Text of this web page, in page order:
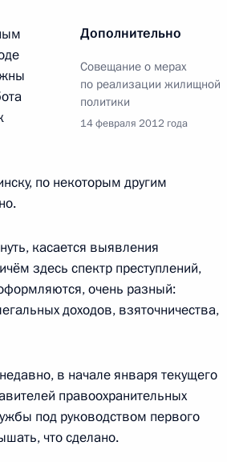
Валерием
1
6 18м
Дополнительно
Совещание о мерах
по реализации жилищной
политики
14 февраля 2012 года
по некоторым другим
касается выявления
здесь спектр преступлений,
очень разный:
доходов, взяточничества,
в начале января текущего
правоохранительных
под руководством первого
что сделано.